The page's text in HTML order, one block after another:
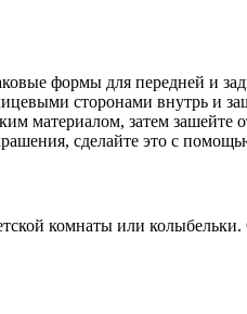
формы для передней и
сторонами внутрь и
материалом, затем зашейте
сделайте это с
комнаты или